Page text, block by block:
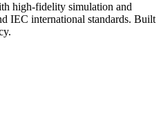
high-fidelity simulation and
IEC international standards. Built